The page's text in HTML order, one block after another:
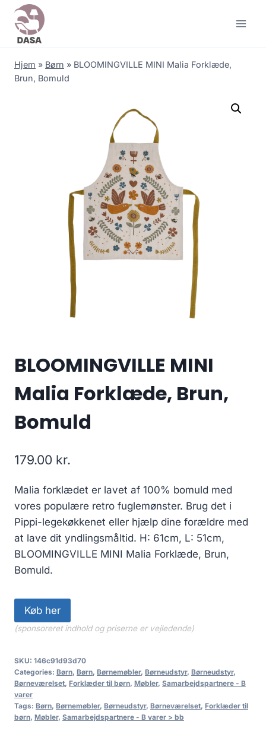
Skip
content
Hjem » Børn » BLOOMINGVILLE MINI Malia Forklæde,
Brun, Bomuld
BLOOMINGVILLE MINI
Malia Forklæde, Brun,
Bomuld
179.00 kr.
Malia forklædet er lavet af 100% bomuld med
vores populære retro fuglemønster. Brug det i
Pippi-legekøkkenet eller hjælp dine forældre med
at lave dit yndlingsmåltid. H: 61cm, L: 51cm,
BLOOMINGVILLE MINI Malia Forklæde, Brun,
Bomuld.
Køb her
(sponsoreret indhold og priserne er vejledende)
SKU: 146c91d93d70
Categories: Børn, Børn, Børnemøbler, Børneudstyr, Børneudstyr,
Børneværelset, Forklæder til børn, Møbler, Samarbejdspartnere - B
varer
Tags: Børn, Børnemøbler, Børneudstyr, Børneværelset, Forklæder til
børn, Møbler, Samarbejdspartnere - B varer > bb